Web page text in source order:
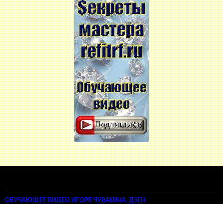
ОБУЧАЮЩЕЕ ВИДЕО ИГОРЯ ЧУВАКИНА. ДЗЕН